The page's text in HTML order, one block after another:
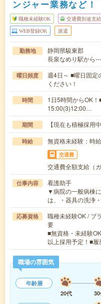
ンジャー業務など！
職種未経験OK 交通費別途支
WEB登録OK 派遣
勤務地
静岡県駿東郡
長泉なめり駅から
曜日頻度
週4日～ ■曜日固定
ください！
時間
1日5時間からOK
15:00(3)12:00…
期間 【現在も積極採用
時給 無資格未経験：
交通費
交通費全額支給（
仕事内容
看護助手
▼病院の一般病棟
は、・器具の洗浄
応募資格
職種未経験OK / ブ
要
■無資格・未経験
以上採用予定！■
職場の雰囲気
年齢層
20代